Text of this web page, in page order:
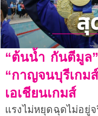
“ต้นน้ำ กันตีมูล
“กาญจนบุรีเกม
เอเชียนเกมส์
แรงไม่หยุดฉุดไม่อยู่